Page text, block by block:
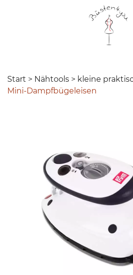
Start > Nähtools > kleine
Mini-Dampfbügeleisen